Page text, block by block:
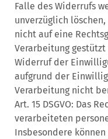
Falle des Widerrufs
unverzüglich
nicht auf eine
Verarbeitung
Widerruf der
aufgrund der
Verarbeitung nicht
Art. 15 DSGVO: Das
verarbeiteten
Insbesondere